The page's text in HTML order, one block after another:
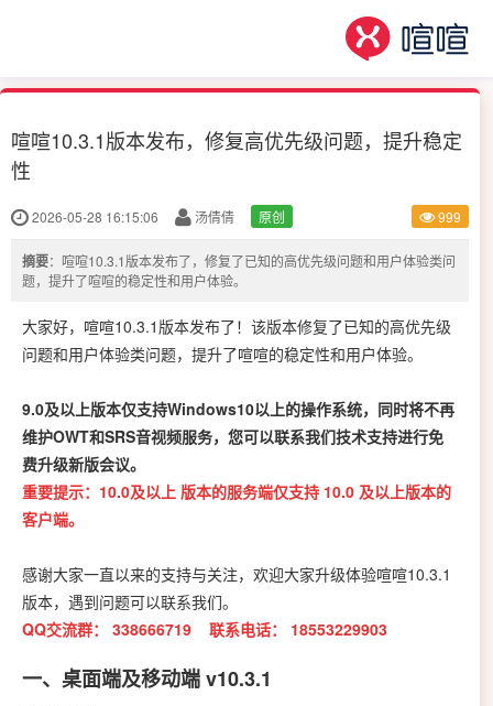
喧喧10.3.1版本发布，修复高优先级问题，提升稳定
性
2026-05-28 16:15:06 汤倩倩 原创 999
摘要：喧喧10.3.1版本发布了，修复了已知的高优先级问题和用户体验类问
题，提升了喧喧的稳定性和用户体验。
大家好，喧喧10.3.1版本发布了！该版本修复了已知的高优先级
问题和用户体验类问题，提升了喧喧的稳定性和用户体验。
9.0及以上版本仅支持Windows10以上的操作系统，同时将不再
维护OWT和SRS音视频服务，您可以联系我们技术支持进行免
费升级新版会议。
重要提示：10.0及以上 版本的服务端仅支持 10.0 及以上版本的
客户端。
感谢大家一直以来的支持与关注，欢迎大家升级体验喧喧10.3.1
版本，遇到问题可以联系我们。
QQ交流群：
338666719 联系电话： 18553229903
一、桌面端及移动端 v10.3.1